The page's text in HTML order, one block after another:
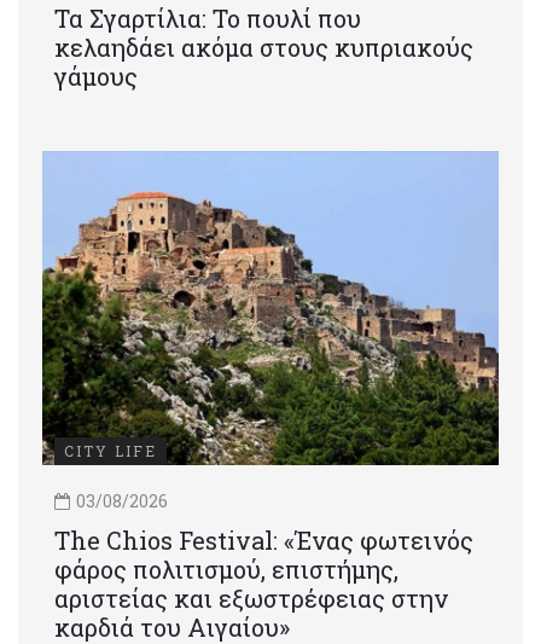
Τα Σγαρτίλια: Το πουλί που
κελαηδάει ακόμα στους κυπριακούς
γάμους
CITY LIFE
03/08/2026
Τhe Chios Festival: «Ένας φωτεινός
φάρος πολιτισμού, επιστήμης,
αριστείας και εξωστρέφειας στην
καρδιά του Αιγαίου»